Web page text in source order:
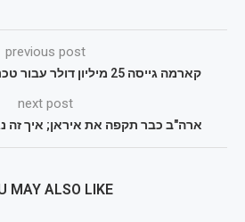
previous post
קארמה גייסה 25 מיליון דולר עבור טכנולוגיית קניות אונליין
next post
ארה"ב כבר תקפה את איראן; איך זה
MAY ALSO LIKE